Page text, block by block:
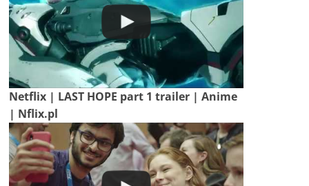
Netflix | LAST HOPE part 1 trailer | Anime
| Nflix.pl